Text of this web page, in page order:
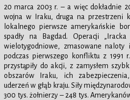
20 marca 2003 r. – a więc dokładnie
wojna w Iraku, druga na przestrzeni
lokalnego pierwsze amerykańskie
spadły na Bagdad. Operacji
wielotygodniowe, zmasowane
podczas pierwszego konfliktu z 1991
przystąpiły do akcji, z zamysłem
obszarów Iraku, ich
uderzeń w głąb kraju. Siły
300 tys. żołnierzy – 248 tys.